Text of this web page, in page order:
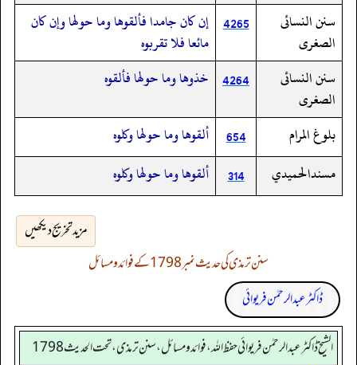
سنن النسائى
الصغرى
4265 إن كان جامدا فألقوها وما حولها وإن كان
مائعا فلا تقربوه
سنن النسائى
الصغرى
4264 خذوها وما حولها فألقوه
بلوغ المرام 654
ألقوها وما حولها وكلوه
مسندالحميدي
314 ألقوها وما حولها وكلوه
مزید تخریج دیکھیں
سنن ترمذی کی حدیث نمبر 1798 کے فوائد و مسائل
ڈاکٹر عبدالرحمٰن فریوائی
الشیخ ڈاکٹر عبد الرحمٰن فریوائی حفظ اللہ، فوائد و مسائل، سنن ترمذی، تحت الحديث 1798